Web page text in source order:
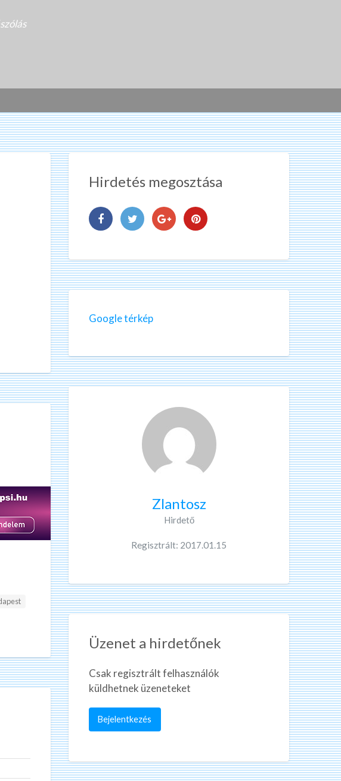
Hirdetés megosztása
Google térkép
Zlantosz
Hirdető
Regisztrált: 2017.01.15
Üzenet a hirdetőnek
Csak regisztrált felhasználók
küldhetnek üzeneteket
Bejelentkezés